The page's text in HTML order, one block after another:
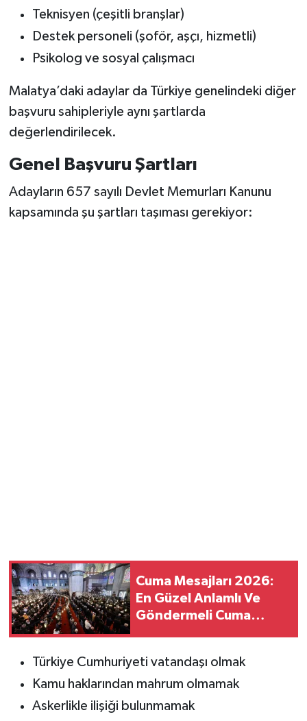
Teknisyen (çeşitli branşlar)
Destek personeli (şoför, aşçı, hizmetli)
Psikolog ve sosyal çalışmacı
Malatya’daki adaylar da Türkiye genelindeki diğer
başvuru sahipleriyle aynı şartlarda
değerlendirilecek.
Genel Başvuru Şartları
Adayların 657 sayılı Devlet Memurları Kanunu
kapsamında şu şartları taşıması gerekiyor:
Cuma Mesajları 2026:
En Güzel Anlamlı Ve
Göndermeli Cuma
Türkiye Cumhuriyeti vatandaşı olmak
Kamu haklarından mahrum olmamak
Askerlikle ilişiği bulunmamak